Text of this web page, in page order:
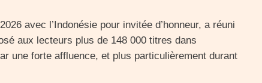
avec l’Indonésie pour invitée d’honneur, a réuni
aux lecteurs plus de 148 000 titres dans
une forte affluence, et plus particulièrement durant